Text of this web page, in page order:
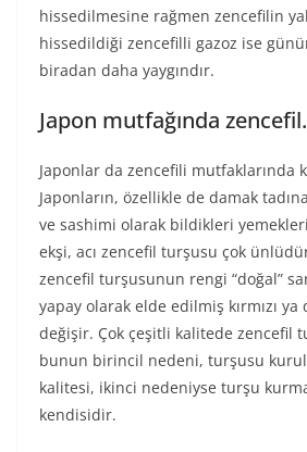
hissedilmesine rağmen zencefilin
hissedildiği zencefilli gazoz ise
biradan daha yaygındır.
Japon mutfağında
Japonlar da zencefili mutfaklarında
Japonların, özellikle de damak
ve sashimi olarak bildikleri
ekşi, acı zencefil turşusu çok
zencefil turşusunun rengi “doğal”
yapay olarak elde edilmiş kırmızı
değişir. Çok çeşitli kalitede zencefil
bunun birincil nedeni, turşusu
kalitesi, ikinci nedeniyse turşu
kendisidir.